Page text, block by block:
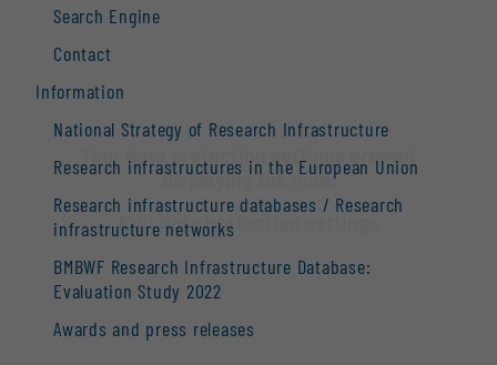
Search Engine
Contact
Information
National Strategy of Research Infrastructure
Research infrastructures in the European Union
Research infrastructure databases / Research
infrastructure networks
BMBWF Research Infrastructure Database:
Evaluation Study 2022
Awards and press releases
Your data protection settings prevent
displaying the map.
Edit data protection settings